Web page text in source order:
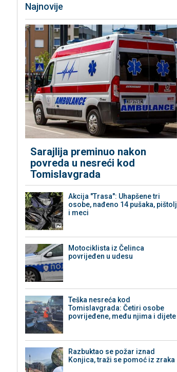
Najnovije
Sarajlija preminuo nakon
povreda u nesreći kod
Tomislavgrada
Akcija "Trasa": Uhapšene tri
osobe, nađeno 14 pušaka, pištolj
i meci
Motociklista iz Čelinca
povrijeđen u udesu
Teška nesreća kod
Tomislavgrada: Četiri osobe
povrijeđene, među njima i dijete
Razbuktao se požar iznad
Konjica, traži se pomoć iz zraka